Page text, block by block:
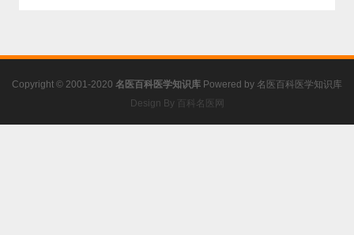
Copyright © 2001-2020 名医百科医学知识库 Powered by 名医百科医学知识库
Design By 百科名医网